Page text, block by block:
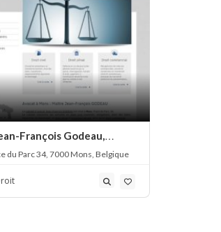
François Godeau,
droit civil
du Parc 34, 7000 Mons, Belgique